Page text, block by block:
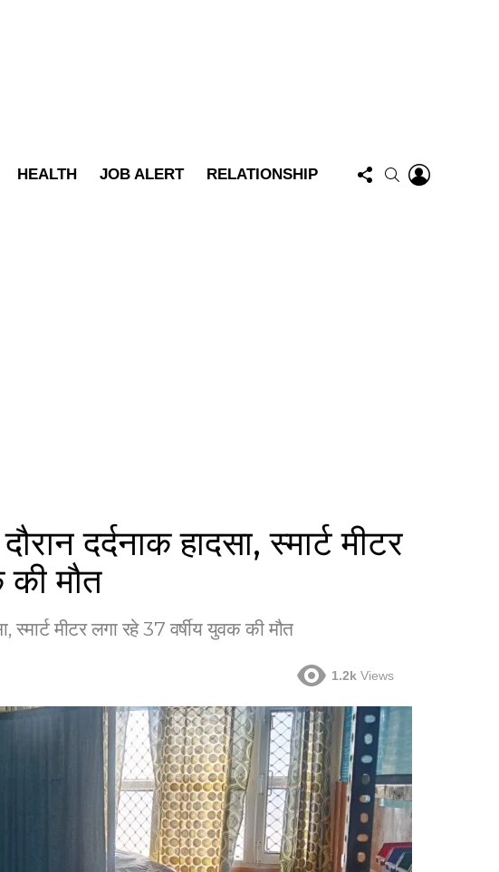
HEALTH JOB ALERT RELATIONSHIP
FOLLOW
US
SEARCH
दर्दनाक हादसा, स्मार्ट मीटर
की मौत
स्मार्ट मीटर लगा रहे 37 वर्षीय युवक की मौत
1.2k Views